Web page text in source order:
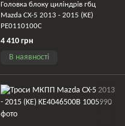
Головка блоку циліндрів гбц
Mazda CX-5 2013 - 2015 (KE)
PE0110100C
4 410 грн
В наявності